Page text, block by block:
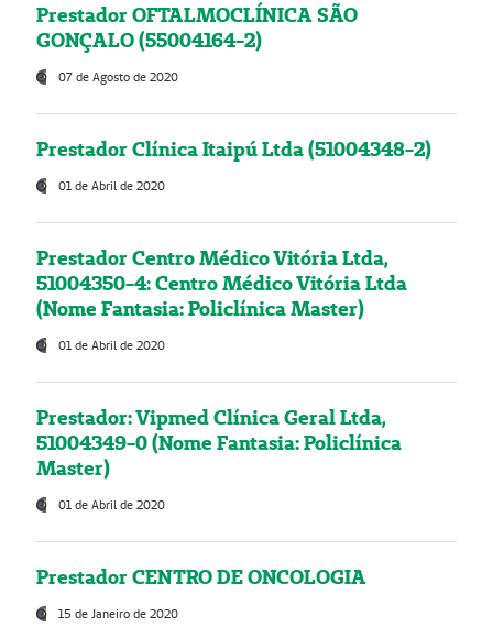
Prestador OFTALMOCLÍNICA SÃO
GONÇALO (55004164-2)
07 de Agosto de 2020
Prestador Clínica Itaipú Ltda (51004348-2)
01 de Abril de 2020
Prestador Centro Médico Vitória Ltda,
51004350-4: Centro Médico Vitória Ltda
(Nome Fantasia: Policlínica Master)
01 de Abril de 2020
Prestador: Vipmed Clínica Geral Ltda,
51004349-0 (Nome Fantasia: Policlínica
Master)
01 de Abril de 2020
Prestador CENTRO DE ONCOLOGIA
15 de Janeiro de 2020